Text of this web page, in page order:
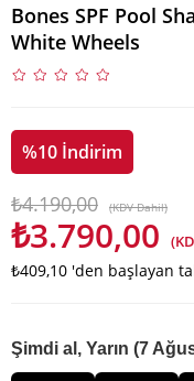
Bones SPF Pool
White Wheels
%10 İndirim
₺4.190,00 (KDV Dahil)
₺3.790,00
₺409,10 'den başlayan
Şimdi al, Yarın (7